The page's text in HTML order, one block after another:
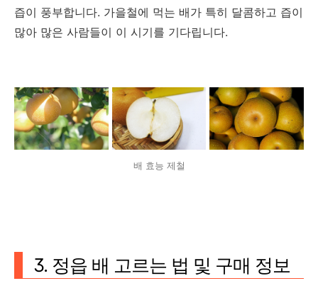
즙이 풍부합니다. 가을철에 먹는 배가 특히 달콤하고 즙이
많아 많은 사람들이 이 시기를 기다립니다.
배 효능 제철
3. 정읍 배 고르는 법 및 구매 정보